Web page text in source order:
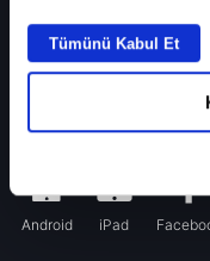
Tümünü Kabul Et
Fenerbahçe’de sürpriz
Fenerbahçe’nin yeni
Galatasaray’da rota yeniden
Android iPad